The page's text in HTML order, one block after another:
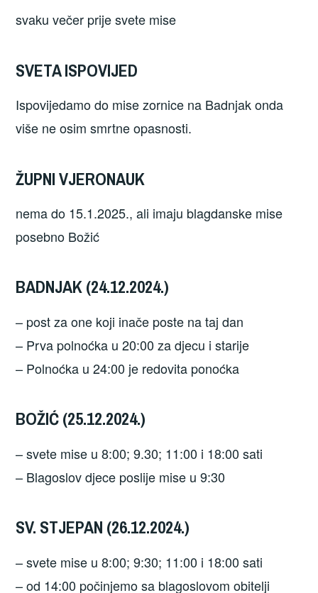
svaku večer prije svete mise
SVETA ISPOVIJED
Ispovijedamo do mise zornice na Badnjak onda
više ne osim smrtne opasnosti.
ŽUPNI VJERONAUK
nema do 15.1.2025., ali imaju blagdanske mise
posebno Božić
BADNJAK (24.12.2024.)
– post za one koji inače poste na taj dan
– Prva polnoćka u 20:00 za djecu i starije
– Polnoćka u 24:00 je redovita ponoćka
BOŽIĆ (25.12.2024.)
– svete mise u 8:00; 9.30; 11:00 i 18:00 sati
– Blagoslov djece poslije mise u 9:30
SV. STJEPAN (26.12.2024.)
– svete mise u 8:00; 9:30; 11:00 i 18:00 sati
– od 14:00 počinjemo sa blagoslovom obitelji